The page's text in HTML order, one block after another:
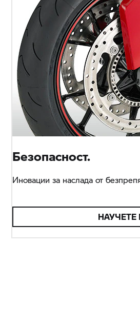
Безопасност.
Иновации за наслада от
НАУЧЕТЕ